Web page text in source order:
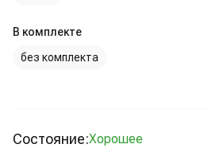
В комплекте
без комплекта
Состояние:Хорошее